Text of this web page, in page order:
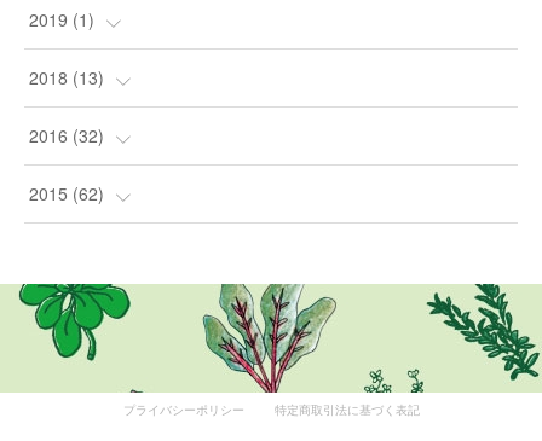
(1
(1)
(2
2019 (1)
(1)
2018 (13)
(5)
(8)
2016 (32)
(3)
(1)
(3
2015 (62)
( 12)
(16
プライバシーポリシー 特定商取引法に基づく表記